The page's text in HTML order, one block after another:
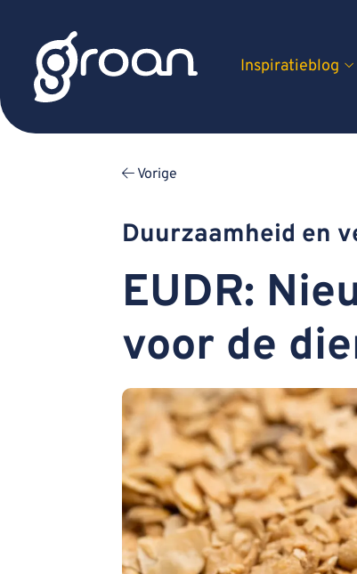
Inspiratieblog
Vorige
Duurzaamheid en
EUDR:
voor de